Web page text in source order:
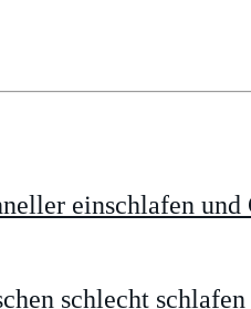
einschlafen und
schlecht